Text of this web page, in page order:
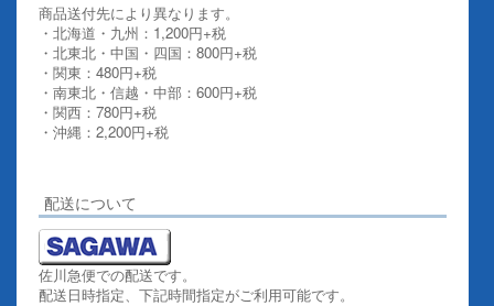
商品送付先により異なります。
・北海道・九州：1,200円+税
・北東北・中国・四国：800円+税
・関東：480円+税
・南東北・信越・中部：600円+税
・関西：780円+税
・沖縄：2,200円+税
配送について
佐川急便での配送です。
配送日時指定、下記時間指定がご利用可能です。